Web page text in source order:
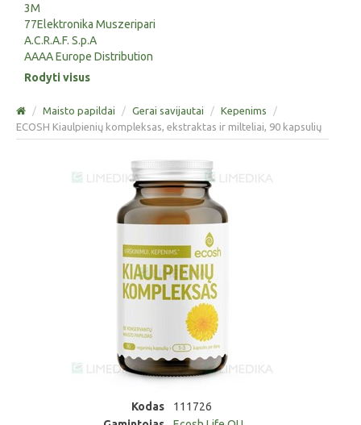
3M
77Elektronika Muszeripari
A.C.R.A.F. S.p.A
AAAA Europe Distribution
Rodyti visus
/ Maisto papildai / Gerai savijautai / Kepenims
/
ECOSH Kiaulpienių kompleksas, ekstraktas ir milteliai, 90 kapsulių
Kodas
111726